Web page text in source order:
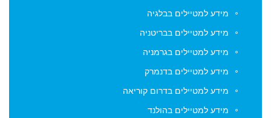
מידע למטיילים בבלגיה
מידע למטיילים בבריטניה
מידע למטיילים בגרמניה
מידע למטיילים בדנמרק
מידע למטיילים בדרום קוריאה
מידע למטיילים בהולנד